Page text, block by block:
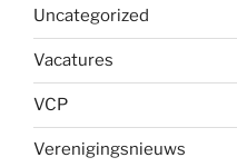
Uncategorized
Vacatures
VCP
Verenigingsnieuws